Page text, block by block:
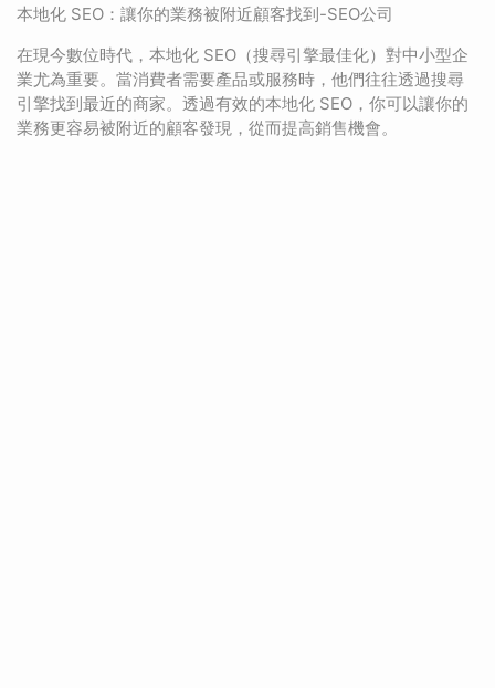
本地化 SEO：讓你的業務被附近顧客找到-SEO公司
在現今數位時代，本地化 SEO（搜尋引擎最佳化）對中小型企
業尤為重要。當消費者需要產品或服務時，他們往往透過搜尋
引擎找到最近的商家。透過有效的本地化 SEO，你可以讓你的
業務更容易被附近的顧客發現，從而提高銷售機會。